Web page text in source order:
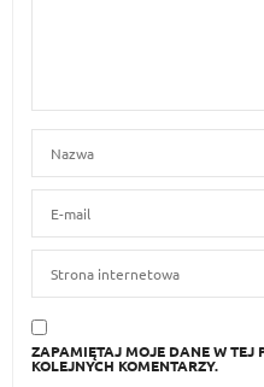
ZAPAMIĘTAJ MOJE DANE W TEJ
KOLEJNYCH KOMENTARZY.